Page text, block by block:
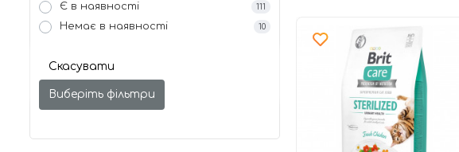
Є в наявності 111
Немає в наявності 10
Скасувати
Виберіть фільтри